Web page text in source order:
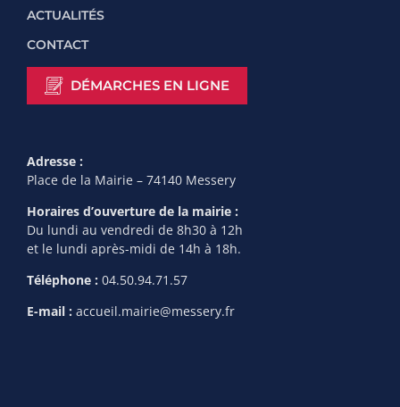
ACTUALITÉS
CONTACT
DÉMARCHES EN LIGNE
Adresse :
Place de la Mairie – 74140 Messery
Horaires d’ouverture de la mairie :
Du lundi au vendredi de 8h30 à 12h
et le lundi après-midi de 14h à 18h.
Téléphone : 04.50.94.71.57
E-mail : accueil.mairie@messery.fr